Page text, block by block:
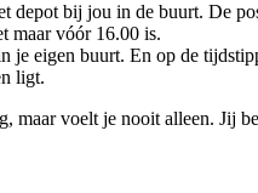
depot bij jou in de buurt. De
maar vóór 16.00 is.
je eigen buurt. En op de
ligt.
maar voelt je nooit alleen. Jij